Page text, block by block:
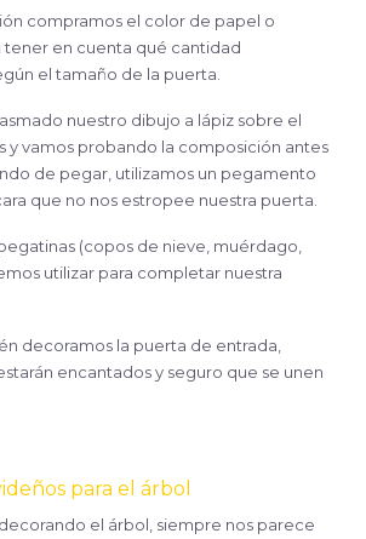
compramos el color de papel o
tener en cuenta qué cantidad
el tamaño de la puerta.
nuestro dibujo a lápiz sobre el
y vamos probando la composición antes
de pegar, utilizamos un pegamento
que no nos estropee nuestra puerta.
(copos de nieve, muérdago,
utilizar para completar nuestra
decoramos la puerta de entrada,
encantados y seguro que se unen
para el árbol
el árbol, siempre nos parece